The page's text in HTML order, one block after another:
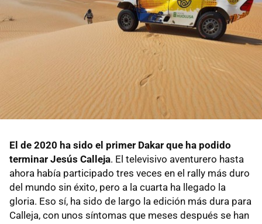
El de 2020 ha sido el primer Dakar que ha podido
terminar Jesús Calleja. El televisivo aventurero hasta
ahora había participado tres veces en el rally más duro
del mundo sin éxito, pero a la cuarta ha llegado la
gloria. Eso sí, ha sido de largo la edición más dura para
Calleja, con unos síntomas que meses después se han